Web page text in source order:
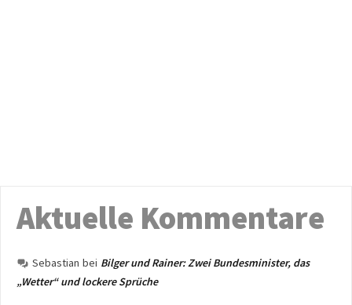
Aktuelle Kommentare
Sebastian bei Bilger und Rainer: Zwei Bundesminister, das
„Wetter“ und lockere Sprüche